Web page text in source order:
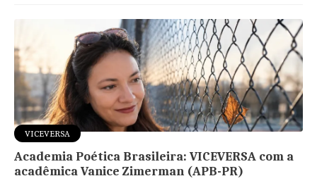
VICEVERSA
Academia Poética Brasileira: VICEVERSA com a
acadêmica Vanice Zimerman (APB-PR)